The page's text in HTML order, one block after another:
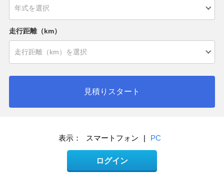
走行距離（km）
見積りスタート
表示： スマートフォン | PC
ログイン